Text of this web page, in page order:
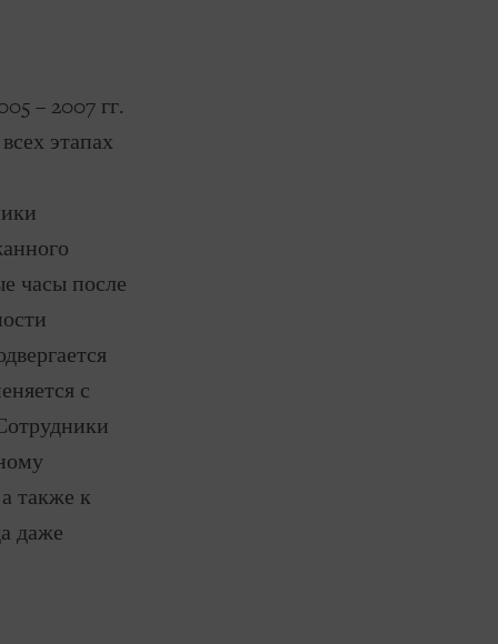
– 2007 гг.
этапах
часы после
с
также к
даже